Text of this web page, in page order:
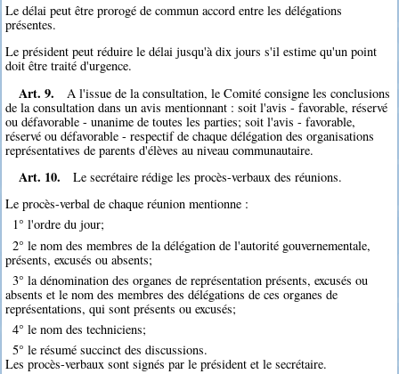
Le délai peut être prorogé de commun accord entre les délégations
présentes.
Le président peut réduire le délai jusqu'à dix jours s'il estime qu'un point
doit être traité d'urgence.
Art. 9.
A l'issue de la consultation, le Comité consigne les conclusions
de la consultation dans un avis mentionnant : soit l'avis - favorable, réservé
ou défavorable - unanime de toutes les parties; soit l'avis - favorable,
réservé ou défavorable - respectif de chaque délégation des organisations
représentatives de parents d'élèves au niveau communautaire.
Art. 10.
Le secrétaire rédige les procès-verbaux des réunions.
Le procès-verbal de chaque réunion mentionne :
1° l'ordre du jour;
2° le nom des membres de la délégation de l'autorité gouvernementale,
présents, excusés ou absents;
3° la dénomination des organes de représentation présents, excusés ou
absents et le nom des membres des délégations de ces organes de
représentations, qui sont présents ou excusés;
4° le nom des techniciens;
5° le résumé succinct des discussions.
Les procès-verbaux sont signés par le président et le secrétaire.